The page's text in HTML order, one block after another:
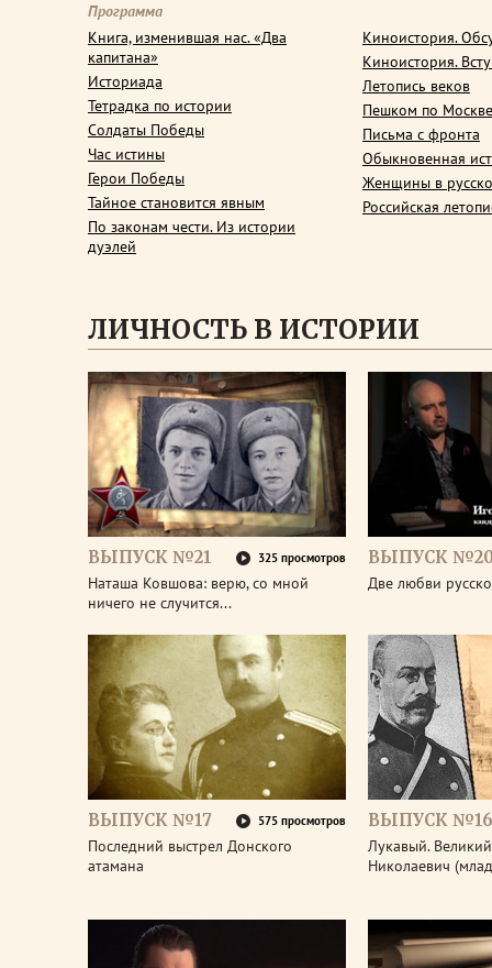
Программа
Книга, изменившая нас. «Два
капитана»
Историада
Тетрадка по истории
Солдаты Победы
Час истины
Герои Победы
Тайное становится явным
По законам чести. Из истории
дуэлей
Киноистория.
Киноистория.
Летопись веков
Пешком по Москве
Письма с фронта
Обыкновенная
Женщины в
Российская
ЛИЧНОСТЬ В ИСТОРИИ
ВЫПУСК №21 325 просмотров
Наташа Ковшова: верю, со мной
ничего не случится...
ВЫПУСК
Две любви
ВЫПУСК №17 575 просмотров
Последний выстрел Донского
атамана
ВЫПУСК №16
Лукавый.
Николаевич